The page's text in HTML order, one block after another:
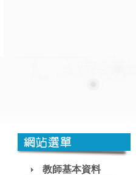
教師基本資料